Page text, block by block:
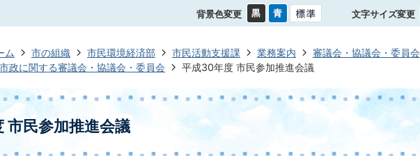
背景色変更 文字サイズ変更
ム 市の組織 市民環境経済部 市民活動支援課 業務案内
審議会・協議会・委員会
市政に関する審議会・協議会・委員会
平成30年度 市民参加推進会議
市民参加推進会議